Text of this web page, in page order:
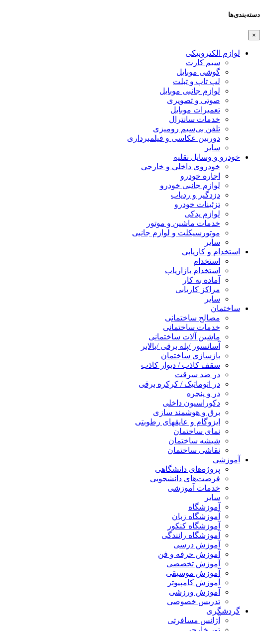
دسته‌بندی‌ها
×
لوازم الکترونیکی
سیم کارت
گوشی موبایل
لپ تاپ و تبلت
لوازم جانبی موبایل
صوتی و تصویری
تعمیرات موبایل
خدمات سانترال
تلفن بی‌سیم رومیزی
دوربین عکاسی و فیلمبرداری
سایر
خودرو و وسایل نقلیه
خودروی داخلی و خارجی
اجاره خودرو
لوازم جانبی خودرو
دزدگیر و ردیاب
تزئینات خودرو
لوازم یدکی
خدمات ماشین و موتور
موتورسیکلت و لوازم جانبی
سایر
استخدام و کاریابی
استخدام
استخدام بازاریاب
آماده به کار
مراکز کاریابی
سایر
ساختمان
مصالح ساختمانی
خدمات ساختمانی
ماشین آلات ساختمانی
آسانسور /پله برقی /بالابر
بازسازی ساختمان
سقف کاذب / دیوار کاذب
در ضد سرقت
در اتوماتیک / کرکره برقی
در و پنجره
دکوراسیون داخلی
برق و هوشمند سازی
ایزوگام و عایقهای رطوبتی
نمای ساختمان
شیشه ساختمان
نقاشی ساختمان
آموزشی
پروژه‌های دانشگاهی
فرصت‌های دانشجویی
خدمات آموزشی
سایر
آموزشگاه
آموزشگاه زبان
آموزشگاه کنکور
آموزشگاه رانندگی
آموزش درسی
آموزش حرفه و فن
آموزش تخصصی
آموزش موسیقی
آموزش کامپیوتر
آموزش ورزشی
تدریس خصوصی
گردشگری
آژانس مسافرتی